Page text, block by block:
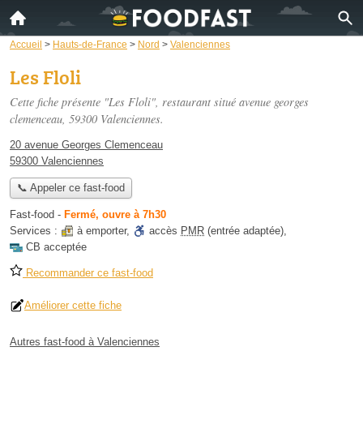
Accueil > Hauts-de-France > Nord > Valenciennes
Les Floli
Cette fiche présente "Les Floli", restaurant situé avenue georges
clemenceau, 59300 Valenciennes.
20 avenue Georges Clemenceau
59300 Valenciennes
📞 Appeler ce fast-food
Fast-food - Fermé, ouvre à 7h30
Services :
à emporter, accès PMR (entrée adaptée),
CB acceptée
Recommander ce fast-food
Améliorer cette fiche
Autres fast-food à Valenciennes